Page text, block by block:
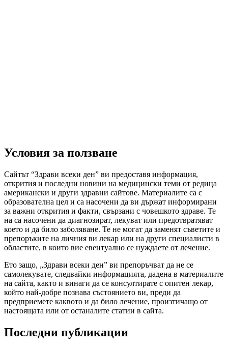
Условия за ползване
Сайтът “Здрави всеки ден” ви предоставя информация,
открития и последни новини на медицински теми от редица
американски и други здравни сайтове. Материалите са с
образователна цел и са насочени да ви държат информирани
за важни открития и факти, свързани с човешкото здраве. Те
на са насочени да диагнозират, лекуват или предотвратяват
което и да било заболяване. Те не могат да заменят съветите и
препоръките на личния ви лекар или на други специалисти в
областите, в които вие евентуално се нуждаете от лечение.
Ето защо, „Здрави всеки ден” ви препоръчват да не се
самолекувате, следвайки информацията, дадена в материалите
на сайта, както и винаги да се консултирате с опитен лекар,
който най-добре познава състоянието ви, преди да
предприемете каквото и да било лечение, произтичащо от
настоящата или от останалите статии в сайта.
Последни публикации